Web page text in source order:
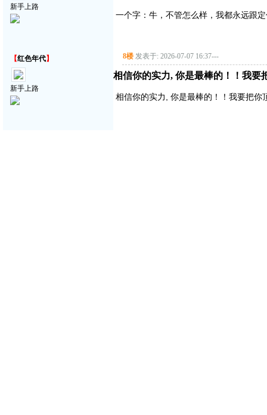
新手上路
一个字：牛，不管怎么样，我都永远跟
【红色年代】
新手上路
8楼 发表于: 2026-07-07 16:37---
相信你的实力, 你是最棒的！！我要
相信你的实力, 你是最棒的！！我要把你